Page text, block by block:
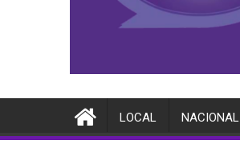
LOCAL NACIONAL